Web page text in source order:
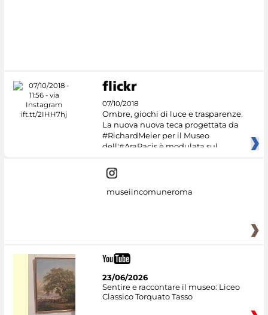
07/10/2018
Ombre, giochi di luce e trasparenze.
La nuova nuova teca progettata da
#RichardMeier per il Museo
dell'#AraPacis è modulata sul
museiincomuneroma
23/06/2026
Sentire e raccontare il museo: Liceo
Classico Torquato Tasso